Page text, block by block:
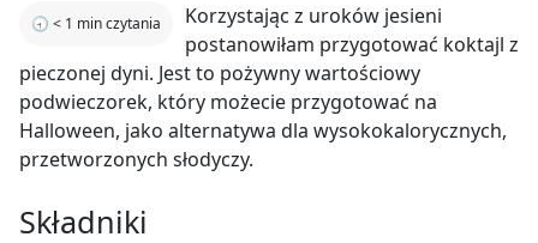
🕣 < 1 min czytania
Korzystając z uroków jesieni
postanowiłam przygotować koktajl z
pieczonej dyni. Jest to pożywny wartościowy
podwieczorek, który możecie przygotować na
Halloween, jako alternatywa dla wysokokalorycznych,
przetworzonych słodyczy.
Składniki